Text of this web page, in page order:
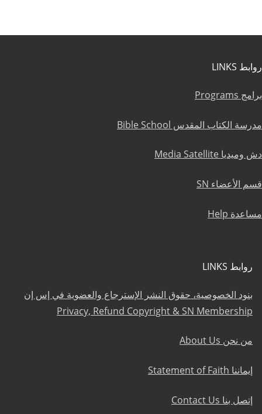
روابط LINKS
برامج Programs
مدرسة الكتاب المقدس Bible School
دش وميديا Media Satellite
قسم الأعضاء SN
مساعدة Help
روابط LINKS
بنود الخصوصية، حقوق النشر الإسترجاع والعضوية في إس إن
Privacy, Refund Copyright & SN Membership
من نحن About Us
إيماننا Statement of Faith
إتصل بنا Contact Us